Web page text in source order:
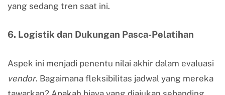
yang sedang tren saat ini.
6. Logistik dan Dukungan Pasca-Pelatihan
Aspek ini menjadi penentu nilai akhir dalam evaluasi
vendor. Bagaimana fleksibilitas jadwal yang mereka